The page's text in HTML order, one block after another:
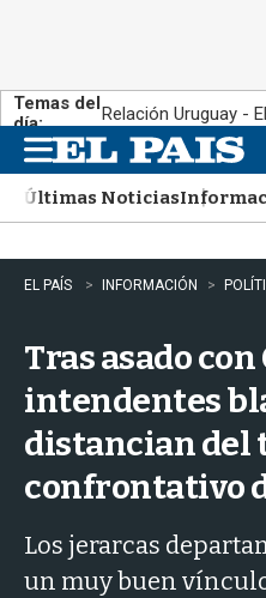
Temas del
día:
Relación Uruguay -
n
uÚltimas Noticias
EL PAÍS INFORMACIÓN
Tras asado con
intendentes
distancian del
confrontativo
Los jerarcas
un muy buen